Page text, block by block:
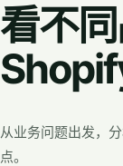
看不
从业务问题出发，
点。